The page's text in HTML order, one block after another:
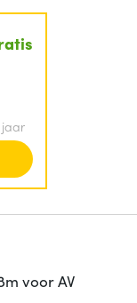
jaar
voor AV